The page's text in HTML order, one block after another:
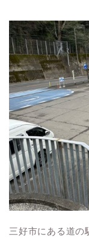
三好市にある道の